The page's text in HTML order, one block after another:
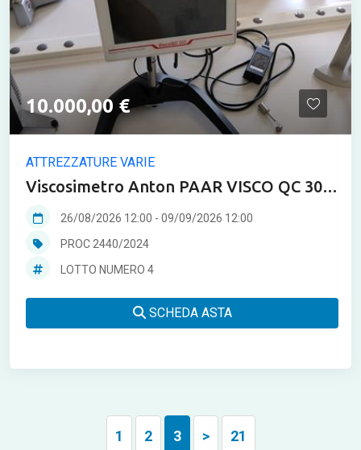
10.000,00 €
ATTREZZATURE VARIE
Viscosimetro Anton PAAR VISCO QC 300
- L
26/08/2026 12:00 - 09/09/2026 12:00
PROC 2440/2024
LOTTO NUMERO 4
SCHEDA ASTA
1 2 3 > 21